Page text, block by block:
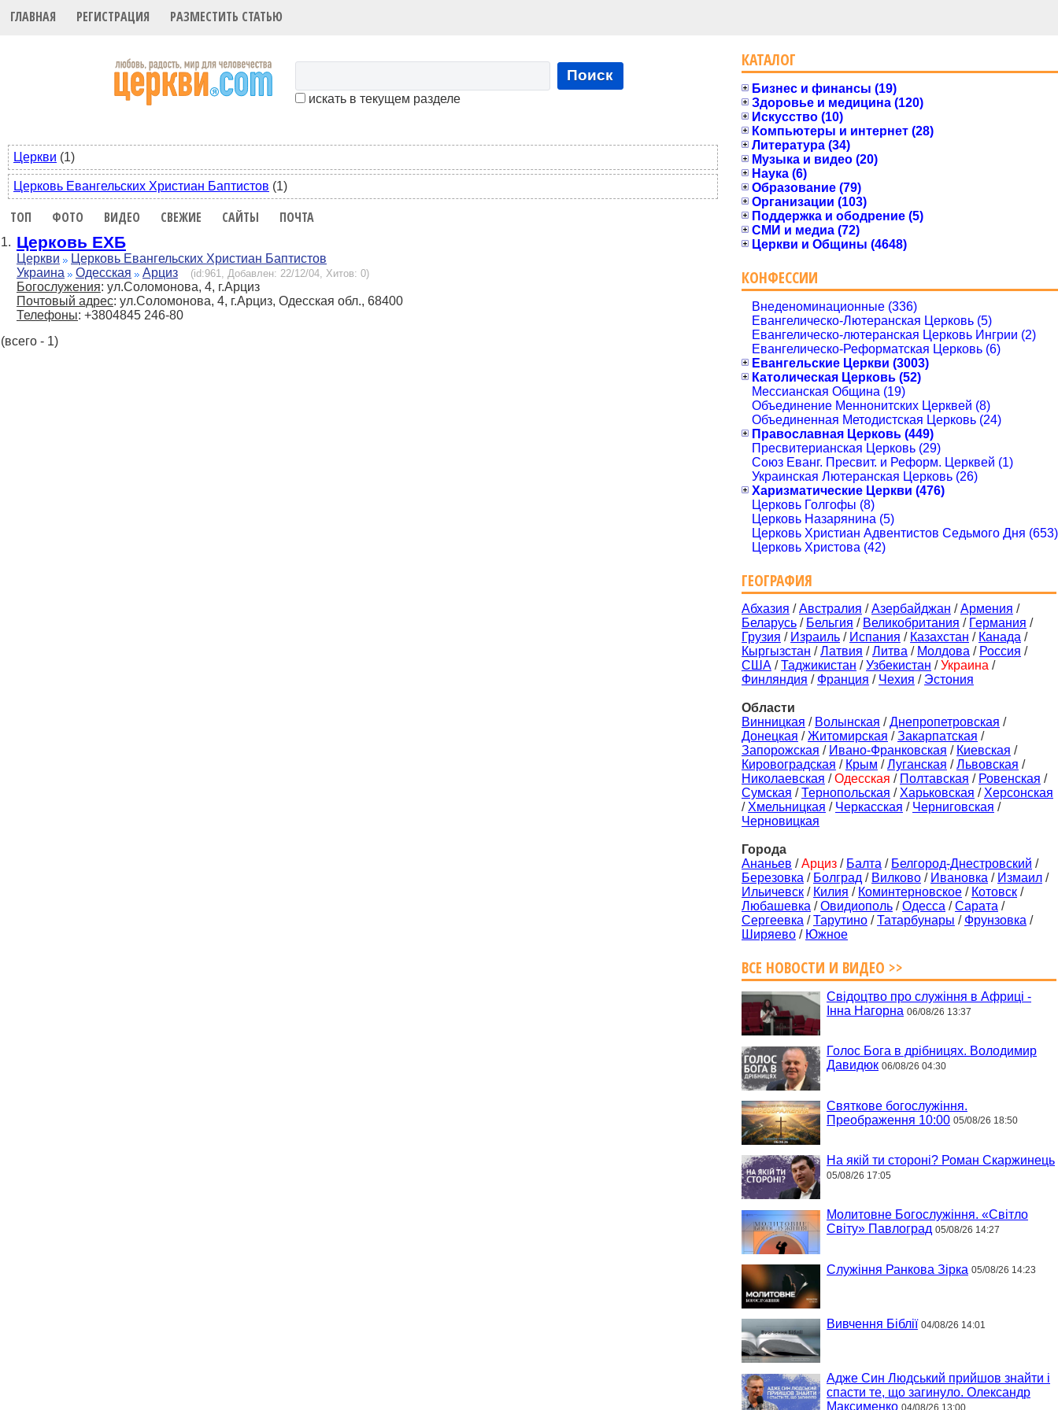
ГЛАВНАЯ РЕГИСТРАЦИЯ РАЗМЕСТИТЬ СТАТЬЮ
Поиск
искать в текущем разделе
Церкви (1)
Церковь Евангельских Христиан Баптистов (1)
ТОП ФОТО ВИДЕО СВЕЖИЕ САЙТЫ ПОЧТА
1. Церковь ЕХБ
Церкви
Церковь Евангельских Христиан Баптистов
Украина
Одесская Арциз (id:961, Добавлен: 22/12/04, Хитов: 0)
Богослужения: ул.Соломонова, 4, г.Арциз
Почтовый адрес: ул.Соломонова, 4, г.Арциз, Одесская обл., 68400
Телефоны: +3804845 246-80
(всего - 1)
КАТАЛОГ
Бизнес и финансы (19)
Здоровье и медицина (120)
Искусство (10)
Компьютеры и интернет (28)
Литература (34)
Музыка и видео (20)
Наука (6)
Образование (79)
Организации (103)
Поддержка и ободрение (5)
СМИ и медиа (72)
Церкви и Общины (4648)
КОНФЕССИИ
Внеденоминационные (336)
Евангелическо-Лютеранская Церковь (5)
Евангелическо-лютеранская Церковь Ингрии (2)
Евангелическо-Реформатская Церковь (6)
Евангельские Церкви (3003)
Католическая Церковь (52)
Мессианская Община (19)
Объединение Меннонитских Церквей (8)
Объединенная Методистская Церковь (24)
Православная Церковь (449)
Пресвитерианская Церковь (29)
Союз Еванг. Пресвит. и Реформ. Церквей (1)
Украинская Лютеранская Церковь (26)
Харизматические Церкви (476)
Церковь Голгофы (8)
Церковь Назарянина (5)
Церковь Христиан Адвентистов Седьмого Дня (653)
Церковь Христова (42)
ГЕОГРАФИЯ
Абхазия /Австралия /Азербайджан /Армения /
Беларусь / Бельгия / Великобритания / Германия /
Грузия / Израиль / Испания / Казахстан / Канада /
Кыргызстан /Латвия /Литва / Молдова / Россия /
США /Таджикистан /Узбекистан /Украина /
Финляндия / Франция / Чехия / Эстония
Области
Винницкая / Волынская /Днепропетровская /
Донецкая /Житомирская /Закарпатская /
Запорожская / Ивано-Франковская / Киевская /
Кировоградская / Крым /Луганская /Львовская /
Николаевская /Одесская / Полтавская / Ровенская /
Сумская /Тернопольская / Харьковская / Херсонская
/ Хмельницкая / Черкасская / Черниговская /
Черновицкая
Города
Ананьев /Арциз / Балта / Белгород-Днестровский /
Березовка / Болград / Вилково / Ивановка / Измаил /
Ильичевск / Килия / Коминтерновское / Котовск /
Любашевка /Овидиополь /Одесса /Сарата /
Сергеевка /Тарутино /Татарбунары / Фрунзовка /
Ширяево / Южное
ВСЕ НОВОСТИ И ВИДЕО >>
Свідоцтво про служіння в Африці -
Інна Нагорна 06/08/26 13:37
Голос Бога в дрібницях. Володимир
Давидюк 06/08/26 04:30
Святкове богослужіння.
Преображення 10:00 05/08/26 18:50
На якій ти стороні? Роман Скаржинець
05/08/26 17:05
Молитовне Богослужіння. «Світло
Світу» Павлоград 05/08/26 14:27
Служіння Ранкова Зірка 05/08/26 14:23
Вивчення Біблії 04/08/26 14:01
Адже Син Людський прийшов знайти і
спасти те, що загинуло. Олександр
Максименко 04/08/26 13:00